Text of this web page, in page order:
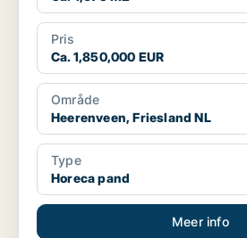
Pris
Ca. 1,850,000 EUR
Område
Heerenveen, Friesland NL
Type
Horeca pand
Meer info